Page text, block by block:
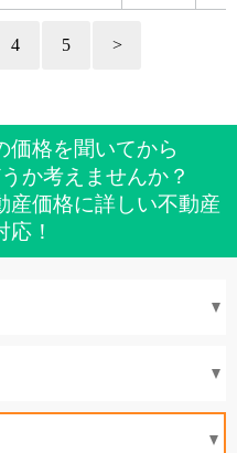
4 5 >
価格を聞いてから
か考えませんか？
産価格に詳しい不動産
応！